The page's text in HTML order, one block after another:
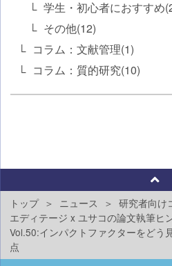
学生・初心者におすすめ
その他(12)
コラム：文献管理(1)
コラム：質的研究(10)
トップ ニュース
研究者向け
エディテージ x ユサコの論文執筆ヒ
Vol.50:インパクトファクターをどう
点